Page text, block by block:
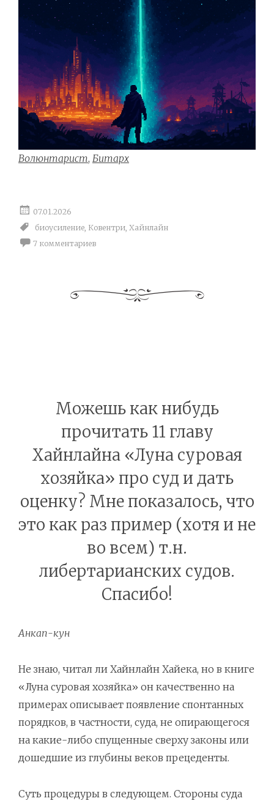
Волюнтарист, Битарх
07.01.2026
биоусиление Ковентри Хайнлайн
7 комментариев
Можешь как нибудь
прочитать 11 главу
Хайнлайна «Луна суровая
хозяйка» про суд и дать
оценку? Мне показалось, что
это как раз пример (хотя и не
во всем) т.н.
либертарианских судов.
Спасибо!
Анкап-кун
Не знаю, читал ли Хайнлайн Хайека, но в книге
«Луна суровая хозяйка» он качественно на
примерах описывает появление спонтанных
порядков, в частности, суда, не опирающегося
на какие-либо спущенные сверху законы или
дошедшие из глубины веков прецеденты.
Суть процедуры в следующем. Стороны суда